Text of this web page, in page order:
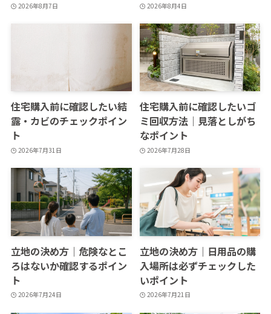
2026年8月7日 2026年8月4日
住宅購入前に確認したい結
露・カビのチェックポイン
ト
2026年7月31日
住宅購入前に確認したいゴ
ミ回収方法｜見落としがち
なポイント
2026年7月28日
立地の決め方｜危険なとこ
ろはないか確認するポイン
ト
2026年7月24日
立地の決め方｜日用品の購
入場所は必ずチェックした
いポイント
2026年7月21日